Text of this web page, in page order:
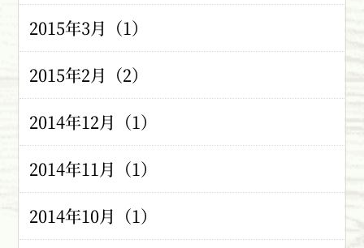
2015年3月（1）
2015年2月（2）
2014年12月（1）
2014年11月（1）
2014年10月（1）